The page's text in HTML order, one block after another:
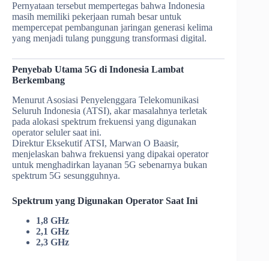
Pernyataan tersebut mempertegas bahwa Indonesia
masih memiliki pekerjaan rumah besar untuk
mempercepat pembangunan jaringan generasi kelima
yang menjadi tulang punggung transformasi digital.
Penyebab Utama 5G di Indonesia Lambat
Berkembang
Menurut Asosiasi Penyelenggara Telekomunikasi
Seluruh Indonesia (ATSI), akar masalahnya terletak
pada alokasi spektrum frekuensi yang digunakan
operator seluler saat ini.
Direktur Eksekutif ATSI, Marwan O Baasir,
menjelaskan bahwa frekuensi yang dipakai operator
untuk menghadirkan layanan 5G sebenarnya bukan
spektrum 5G sesungguhnya.
Spektrum yang Digunakan Operator Saat Ini
1,8 GHz
2,1 GHz
2,3 GHz